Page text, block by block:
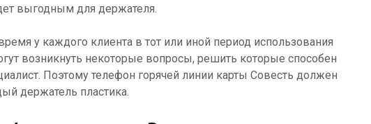
выгодным для держателя.
у каждого клиента в тот или иной период использования
возникнуть некоторые вопросы, решить которые способен
Поэтому телефон горячей линии карты Совесть должен
держатель пластика.